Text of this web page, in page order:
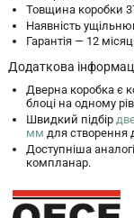
Товщина коробки
Наявність
Гарантія — 12
Додаткова
Дверна коробка є
блоці на одному
Швидкий підбір
мм для створення
Доступніша
компланар.